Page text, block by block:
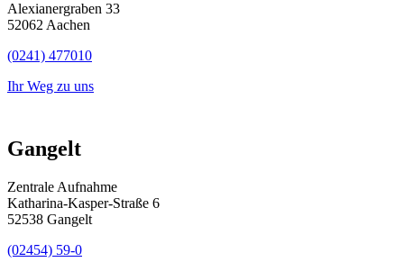
Alexianergraben 33
52062 Aachen
(0241) 477010
Ihr Weg zu uns
Gangelt
Zentrale Aufnahme
Katharina-Kasper-Straße 6
52538 Gangelt
(02454) 59-0